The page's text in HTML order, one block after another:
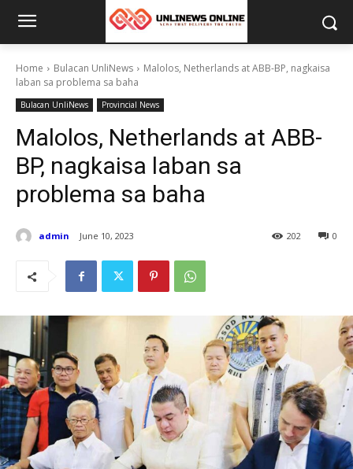
Home Bulacan UnliNews
Malolos, Netherlands at ABB-BP, nagkaisa
laban sa problema sa baha
Bulacan UnliNews Provincial News
Malolos, Netherlands at ABB-
BP, nagkaisa laban sa
problema sa baha
admin June 10, 2023 0
202